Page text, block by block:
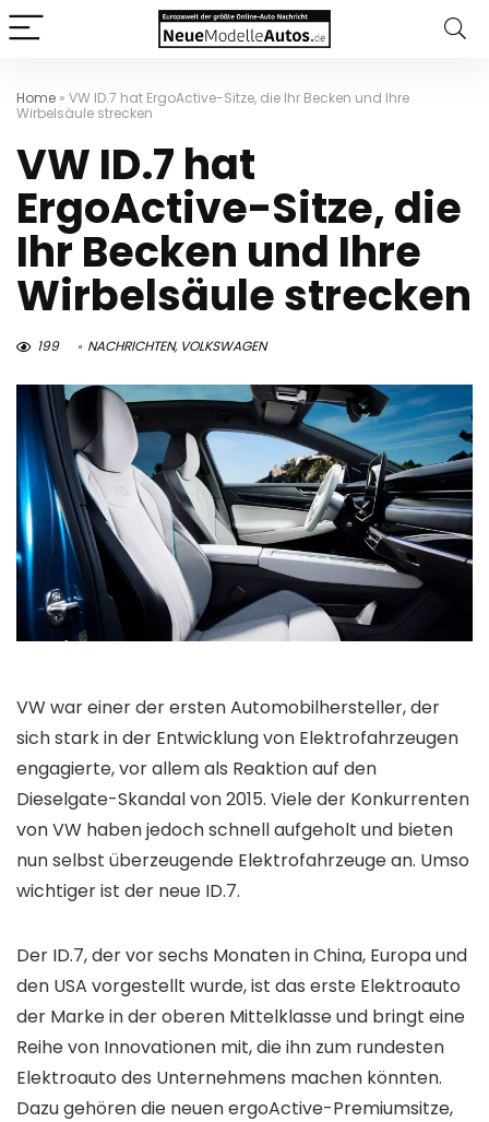
Home » VW ID.7 hat ErgoActive-Sitze, die Ihr Becken und Ihre
Wirbelsäule strecken
VW ID.7 hat
ErgoActive-Sitze, die
Ihr Becken und Ihre
Wirbelsäule strecken
199 NACHRICHTEN, VOLKSWAGEN
VW war einer der ersten Automobilhersteller, der
sich stark in der Entwicklung von Elektrofahrzeugen
engagierte, vor allem als Reaktion auf den
Dieselgate-Skandal von 2015. Viele der Konkurrenten
von VW haben jedoch schnell aufgeholt und bieten
nun selbst überzeugende Elektrofahrzeuge an. Umso
wichtiger ist der neue ID.7.
Der ID.7, der vor sechs Monaten in China, Europa und
den USA vorgestellt wurde, ist das erste Elektroauto
der Marke in der oberen Mittelklasse und bringt eine
Reihe von Innovationen mit, die ihn zum rundesten
Elektroauto des Unternehmens machen könnten.
Dazu gehören die neuen ergoActive-Premiumsitze,